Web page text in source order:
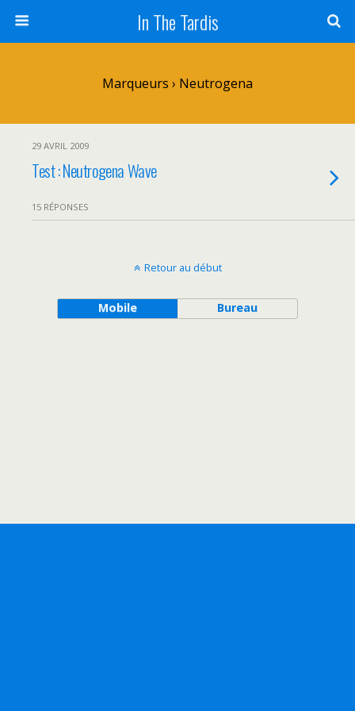
In The Tardis
Marqueurs › Neutrogena
29 AVRIL 2009
Test : Neutrogena Wave
15 RÉPONSES
Retour au début
Mobile Bureau